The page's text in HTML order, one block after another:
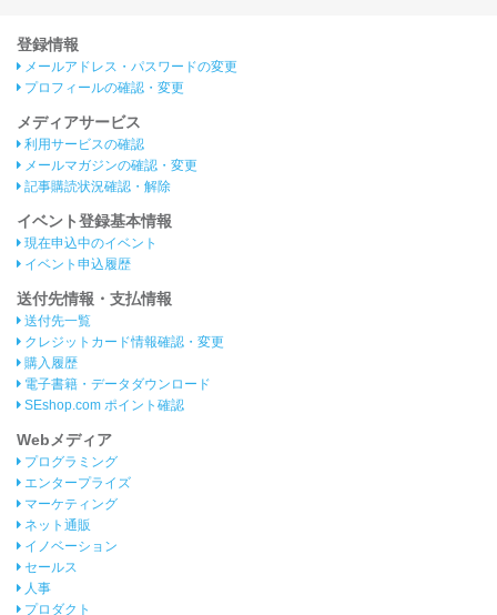
登録情報
メールアドレス・パスワードの変更
プロフィールの確認・変更
メディアサービス
利用サービスの確認
メールマガジンの確認・変更
記事購読状況確認・解除
イベント登録基本情報
現在申込中のイベント
イベント申込履歴
送付先情報・支払情報
送付先一覧
クレジットカード情報確認・変更
購入履歴
電子書籍・データダウンロード
SEshop.com ポイント確認
Webメディア
プログラミング
エンタープライズ
マーケティング
ネット通販
イノベーション
セールス
人事
プロダクト